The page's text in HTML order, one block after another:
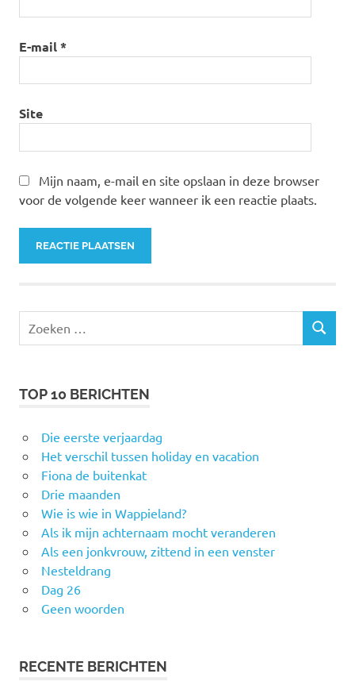
E-mail*
Site
Mijn naam, e-mail en site opslaan in deze browser
voor de volgende keer wanneer ik een reactie plaats.
naar:
ZOEKEN
TOP 10 BERICHTEN
Die eerste verjaardag
Het verschil tussen holiday en vacation
Fiona de buitenkat
Drie maanden
Wie is wie in Wappieland?
Als ik mijn achternaam mocht veranderen
Als een jonkvrouw, zittend in een venster
Nesteldrang
Dag 26
Geen woorden
RECENTE BERICHTEN